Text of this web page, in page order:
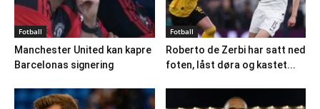
Fotball
Manchester United kan kapre
Barcelonas signering
Fotball
Roberto de Zerbi har satt ned
foten, låst døra og kastet...